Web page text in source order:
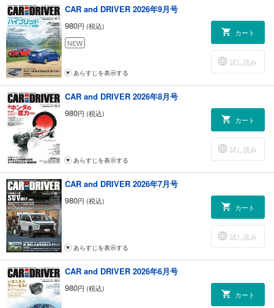
頃」にあった～ プロローグ 時代の証言
マツダ・ロードスター 【Beyond ’80s ＆ ’90s】
トヨタGR86 【Beyond ’80s ＆ ’90s】
トヨタGRヤリス 【Beyond ’80s ＆ ’90s】
ホンダ・シビック・タイプR 【Beyond ’80s ＆ ’90s】
日産GT-R 【Beyond ’80s ＆ ’90s】
SUBARUレヴォーグ・レイバック 【Beyond ’80s ＆ ’90s】
レクサスRX 【Beyond ’80s ＆ ’90s】
三菱デリカD:5 【Beyond ’80s ＆ ’90s】
メルセデス・ベンツCクラス 【Beyond ’80s ＆ ’90s】
BMW・M3 【Beyond ’80s ＆ ’90s】
名車復刻版カタログ 1989年 トヨタ・セルシオ（UCF10／11型） 【1980
年代～90年代特集～魅力あるクルマのルーツ】
名車復刻版カタログ 1989年 日産スカイラインGT-R（BNR32型） 【1980
年代～90年代特集～魅力あるクルマのルーツ】
名車復刻版カタログ 1989年 日産フェアレディZ（Z32型） 【1980年代～
90年代特集～魅力あるクルマのルーツ】
名車復刻版カタログ 1989年 ユーノス・ロードスター（NA6CE型）
【1980年代～90年代特集～魅力あるクルマのルーツ】
フロントスクリーン 運転好き製造装置。ロードスターだけは裏切らない
アートガレージ ティレルP34
ボクの代表作 好きな作品
【クルマのパースペクティブ】自動車メーカーの強みと弱み／第２回：
マツダ
【スポーツカーファイル】ポルシェ911ダカール
CAR and DRIVER 2026年9月号
980円 (税込)
NEW
カート
試し読み
あらすじを表示する
CAR and DRIVER 2026年8月号
980円 (税込)
カート
試し読み
あらすじを表示する
CAR and DRIVER 2026年7月号
980円 (税込)
カート
試し読み
あらすじを表示する
CAR and DRIVER 2026年6月号
980円 (税込)
カート